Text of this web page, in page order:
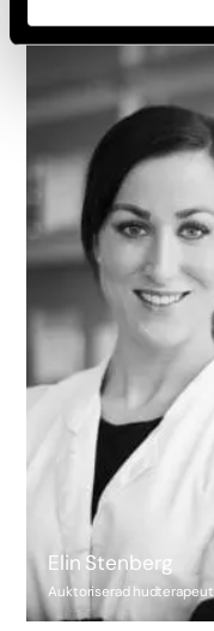
Elin Stenberg
Auktoriserad hudterapeut